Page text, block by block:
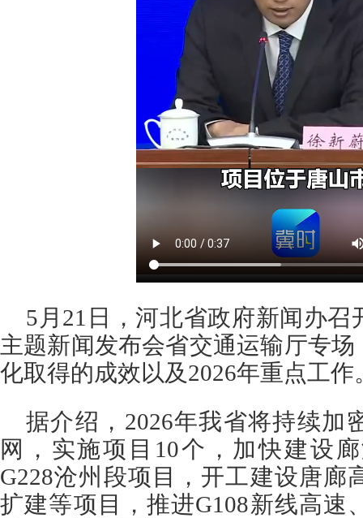
5月21日，河北省政府新闻办
主题新闻发布会省交通运输厅专
化取得的成效以及2026年重点工作
据介绍，2026年我省将持续加
网，实施项目10个，加快建设
G228沧州段项目，开工建设唐廊
扩建等项目，推进G108新线高速